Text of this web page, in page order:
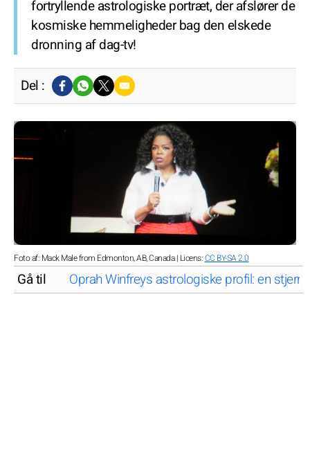
fortryllende astrologiske portræt, der afslører de
kosmiske hemmeligheder bag den elskede
dronning af dag-tv!
Del :
Foto af: Mack Male from Edmonton, AB, Canada | Licens:CC BY-SA 2.0
Gå til Oprah Winfreys astrologiske profil: en